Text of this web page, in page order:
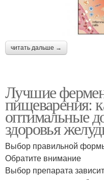
читать дальше →
Лучшие
пищеварения:
оптимальные
здоровья
Выбор правильной
Обратите внимание
Выбор препарата